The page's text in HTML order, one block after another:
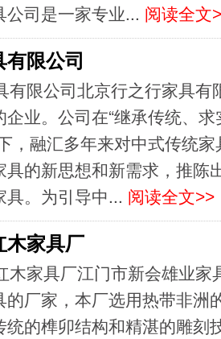
司是一家专业... 阅读全文
限公司
有限公司北京行之行家具有
业。公司在“继承传统、
，融汇多年来对中式传统
的新思想和新需求，推陈
具。为引导中... 阅读全文>>
木家具厂
木家具厂江门市新会雄业
的厂家，本厂选用热带非洲
的榫卯结构和精湛的雕刻